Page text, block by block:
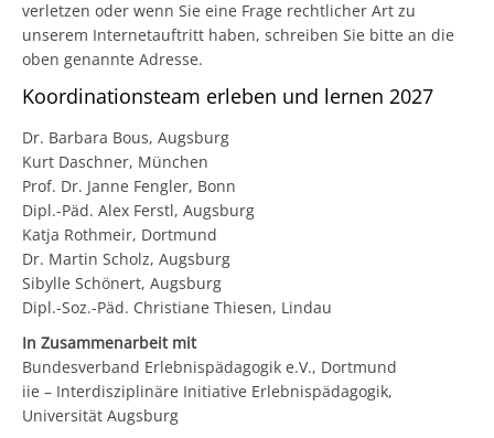
verletzen oder wenn Sie eine Frage rechtlicher Art zu
unserem Internetauftritt haben, schreiben Sie bitte an die
oben genannte Adresse.
Koordinationsteam erleben und lernen 2027
Dr. Barbara Bous, Augsburg
Kurt Daschner, München
Prof. Dr. Janne Fengler, Bonn
Dipl.-Päd. Alex Ferstl, Augsburg
Katja Rothmeir, Dortmund
Dr. Martin Scholz, Augsburg
Sibylle Schönert, Augsburg
Dipl.-Soz.-Päd. Christiane Thiesen, Lindau
In Zusammenarbeit mit
Bundesverband Erlebnispädagogik e.V., Dortmund
iie – Interdisziplinäre Initiative Erlebnispädagogik,
Universität Augsburg